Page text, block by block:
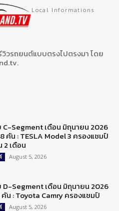
Local Informations
วิวรถยนต์แบบตรงไปตรงมา โดย
Segment เดือน มิถุนายน 2026
คัน : TESLA Model 3 ครองแชมป์
เดือน
August 5, 2026
D-Segment เดือน มิถุนายน 2026
คัน : Toyota Camry ครองแชมป์
August 5, 2026